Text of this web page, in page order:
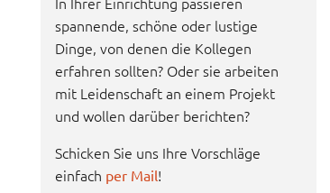
spannende, schöne oder lustige
Dinge, von denen die Kollegen
erfahren sollten? Oder sie arbeiten
mit Leidenschaft an einem Projekt
und wollen darüber berichten?
Schicken Sie uns Ihre Vorschläge
einfach per Mail!